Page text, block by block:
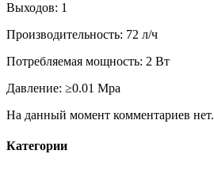
Выходов: 1
Производительность: 72 л/ч
Потребляемая мощность: 2 Вт
Давление: ≥0.01 Mpa
На данный момент комментариев нет.
Категории